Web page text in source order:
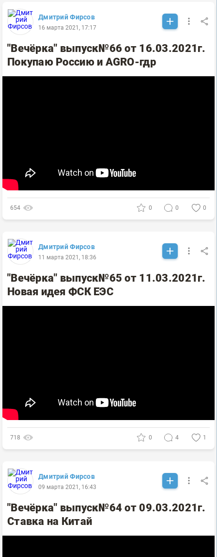
Дмитрий Фирсов
16 марта 2021, 17:17
"Вечёрка" выпуск№66 от 16.03.2021г.
Покупаю Россию и AGRO-гдр
654 0 0 0
Дмитрий Фирсов
11 марта 2021, 18:36
"Вечёрка" выпуск№65 от 11.03.2021г.
Новая идея ФСК ЕЭС
718 0 4 1
Дмитрий Фирсов
09 марта 2021, 16:43
"Вечёрка" выпуск№64 от 09.03.2021г.
Ставка на Китай